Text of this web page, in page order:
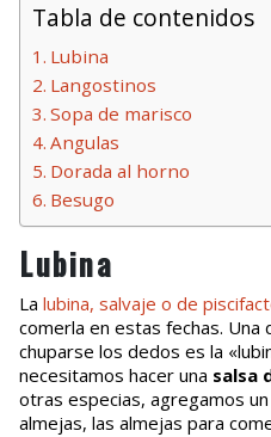
Tabla de contenidos
Lubina
Langostinos
Sopa de marisco
Angulas
Dorada al horno
Besugo
Lubina
La lubina, salvaje o de
comerla en estas fechas.
chuparse los dedos es la
necesitamos hacer una salsa
otras especias, agregamos
almejas, las almejas para